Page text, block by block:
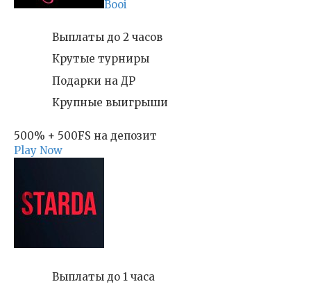
Booi
Выплаты до 2 часов
Крутые турниры
Подарки на ДР
Крупные выигрыши
500% + 500FS на депозит
Play Now
Выплаты до 1 часа